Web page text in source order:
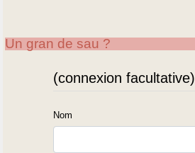
Un gran de sau ?
(connexion facultative)
Nom